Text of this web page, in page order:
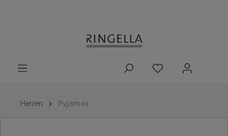
Herren Pyjamas